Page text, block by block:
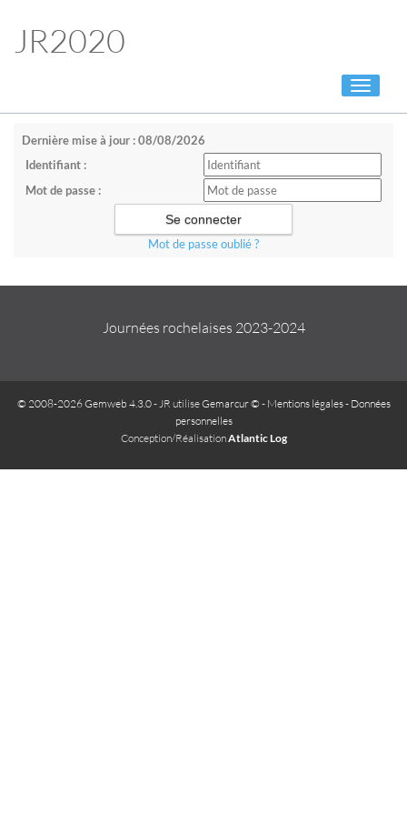
JR2020
Toggle
Dernière mise à jour : 08/08/2026
Identifiant :
Mot de passe :
Mot de passe oublié ?
Journées rochelaises 2023-2024
© 2008-2026 Gemweb 4.3.0- JR utiliseGemarcur © - Mentions légales- Données
personnelles
Conception/RéalisationAtlantic Log